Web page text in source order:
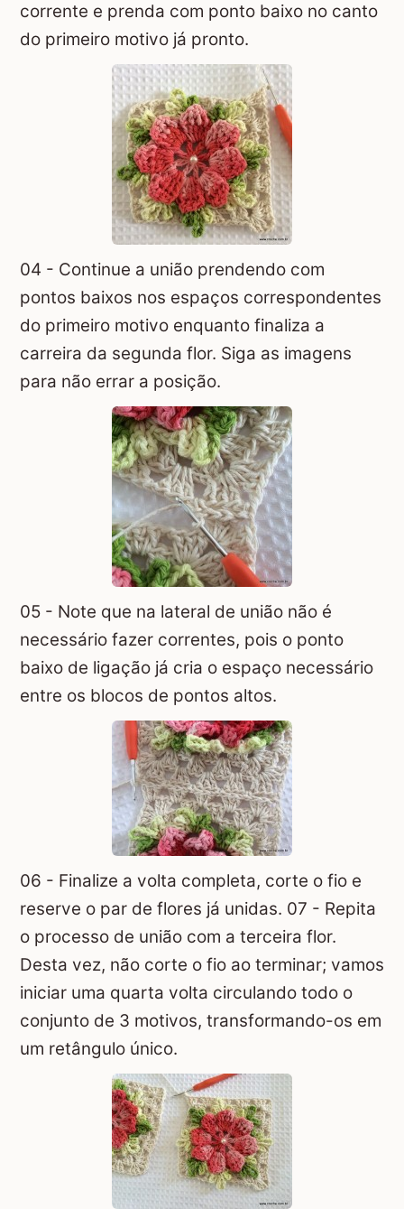
corrente e prenda com ponto baixo no canto
do primeiro motivo já pronto.
04 - Continue a união prendendo com
pontos baixos nos espaços correspondentes
do primeiro motivo enquanto finaliza a
carreira da segunda flor. Siga as imagens
para não errar a posição.
05 - Note que na lateral de união não é
necessário fazer correntes, pois o ponto
baixo de ligação já cria o espaço necessário
entre os blocos de pontos altos.
06 - Finalize a volta completa, corte o fio e
reserve o par de flores já unidas. 07 - Repita
o processo de união com a terceira flor.
Desta vez, não corte o fio ao terminar; vamos
iniciar uma quarta volta circulando todo o
conjunto de 3 motivos, transformando-os em
um retângulo único.